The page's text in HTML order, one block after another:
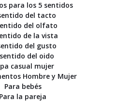
para los 5 sentidos
del tacto
del olfato
de la vista
del gusto
del oido
casual mujer
Hombre y Mujer
Para bebés
Para la pareja